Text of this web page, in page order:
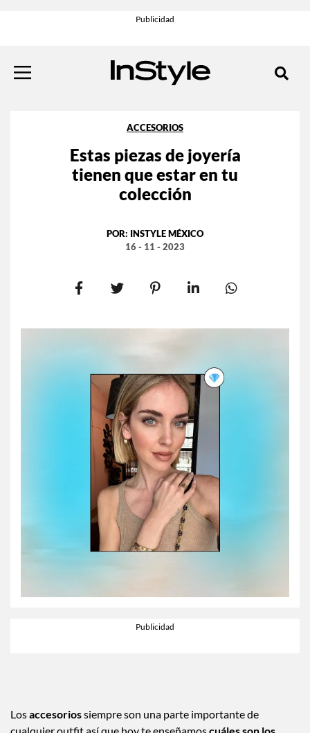
ACCESORIOS
Estas piezas de joyería
tienen que estar en tu
colección
POR: INSTYLE MÉXICO
16 - 11 - 2023
Losaccesoriossiempre son una parte importante de